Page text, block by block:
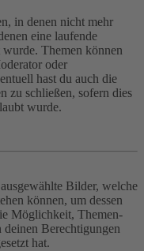
in denen nicht mehr
eine laufende
Themen können
oder
hast du auch die
zu schließen, sofern dies
wurde.
Bilder, welche
können, um dessen
Möglichkeit, Themen-
Berechtigungen
hat.